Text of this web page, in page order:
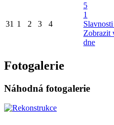
31 1 2 3 4
5
1
Zobrazit
dne
Fotogalerie
Náhodná fotogalerie